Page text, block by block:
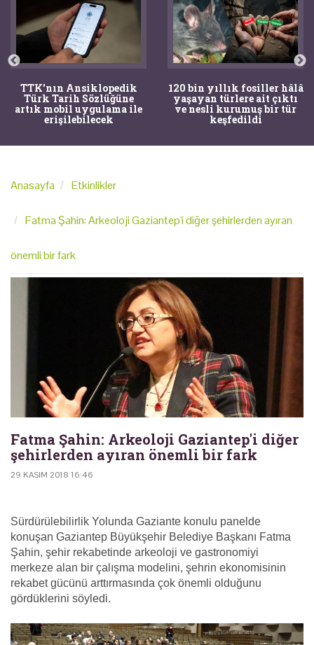
TTK'nın Ansiklopedik
Türk Tarih Sözlüğüne
artık mobil uygulama ile
erişilebilecek
120 bin yıllık fosiller hâlâ
yaşayan türlere ait çıktı
ve nesli kurumuş bir tür
keşfedildi
Anasayfa Etkinlikler
Fatma Şahin: Arkeoloji Gaziantep'i diğer şehirlerden ayıran
önemli bir fark
Fatma Şahin: Arkeoloji Gaziantep'i diğer
şehirlerden ayıran önemli bir fark
29 KASIM 2018 16:46
Sürdürülebilirlik Yolunda Gaziante konulu panelde
konuşan Gaziantep Büyükşehir Belediye Başkanı Fatma
Şahin, şehir rekabetinde arkeoloji ve gastronomiyi
merkeze alan bir çalışma modelini, şehrin ekonomisinin
rekabet gücünü arttırmasında çok önemli olduğunu
gördüklerini söyledi.